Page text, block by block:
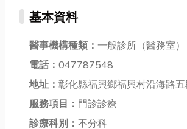
基本資料
醫事機構種類： 一般診所（醫務室）
電話： 047787548
地址： 彰化縣福興鄉福興村沿海路
服務項目： 門診診療
診療科別： 不分科